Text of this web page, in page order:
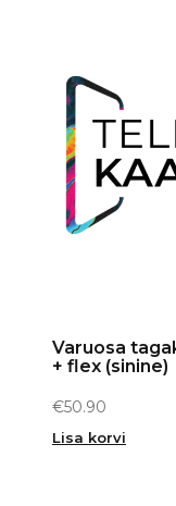
Varuosa
+ flex (sinine)
€50.90
Lisa korvi